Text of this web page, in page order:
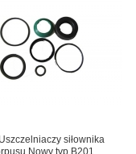
siłownika
Nowy typ B201